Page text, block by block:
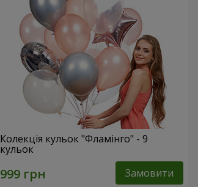
Колекція кульок "Фламінго" - 9
кульок
Замовити